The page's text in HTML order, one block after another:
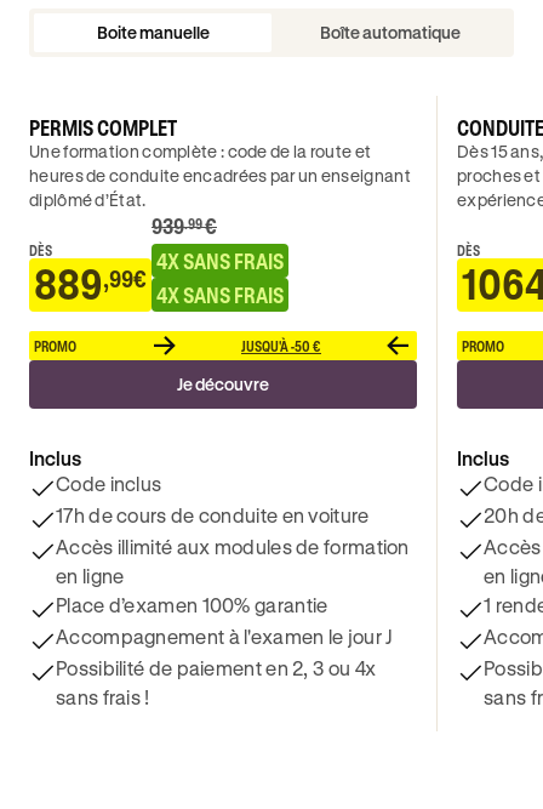
Boite manuelle Boîte automatique
PERMIS COMPLET
Une formation complète : code de la route et
heures de conduite encadrées par un enseignant
diplômé d’État.
DÈS
889,99€
939 .99€
4X SANS FRAIS
4X SANS FRAIS
PROMO JUSQU'À -50 €
Je découvre
Inclus
Code inclus
17h de cours de conduite en voiture
Accès illimité aux modules de formation
en ligne
Place d’examen 100% garantie
Accompagnement à l'examen le jour J
Possibilité de paiement en 2, 3 ou 4x
sans frais !
Dès 15
proches
DÈS
PROMO
Inclus
Code
20h
en
1
sans